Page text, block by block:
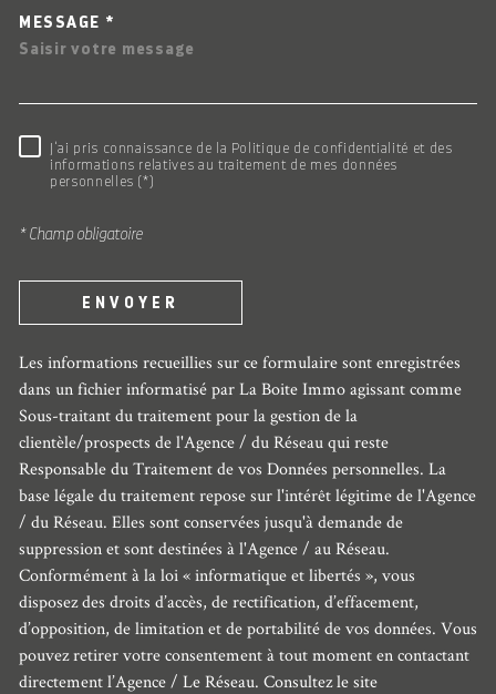
MESSAGE *
RÈGLEMENTATION
J'ai pris connaissance de la Politique de confidentialité et des
informations relatives au traitement de mes données
personnelles (*)
* Champ obligatoire
ENVOYER
Les informations recueillies sur ce formulaire sont enregistrées
dans un fichier informatisé par La Boite Immo agissant comme
Sous-traitant du traitement pour la gestion de la
clientèle/prospects de l'Agence / du Réseau qui reste
Responsable du Traitement de vos Données personnelles. La
base légale du traitement repose sur l'intérêt légitime de l'Agence
/ du Réseau. Elles sont conservées jusqu'à demande de
suppression et sont destinées à l'Agence / au Réseau.
Conformément à la loi « informatique et libertés », vous
disposez des droits d’accès, de rectification, d’effacement,
d’opposition, de limitation et de portabilité de vos données. Vous
pouvez retirer votre consentement à tout moment en contactant
directement l’Agence / Le Réseau. Consultez le site